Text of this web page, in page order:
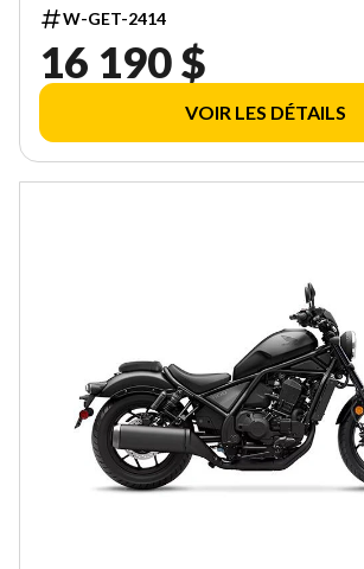
W-GET-2414
16 190 $
VOIR LES DÉTAILS